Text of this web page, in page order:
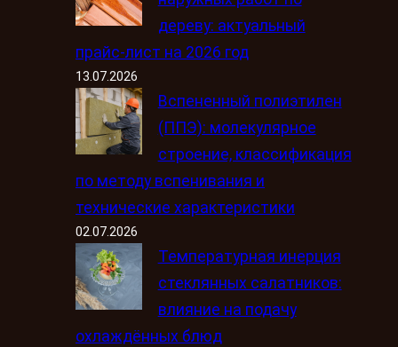
дереву: актуальный
прайс-лист на 2026 год
13.07.2026
Вспененный полиэтилен
(ППЭ): молекулярное
строение, классификация
по методу вспенивания и
технические характеристики
02.07.2026
Температурная инерция
стеклянных салатников:
влияние на подачу
охлаждённых блюд